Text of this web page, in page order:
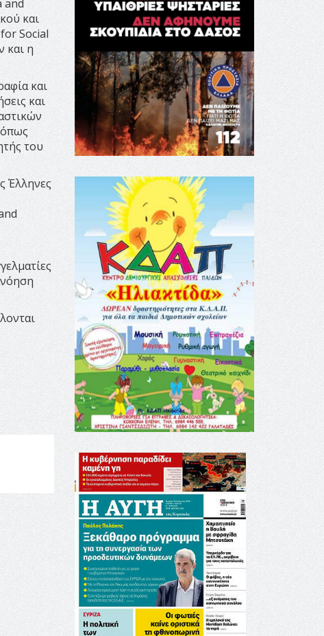
and
και
Social
και η
και
και
όπως
του
Έλληνες